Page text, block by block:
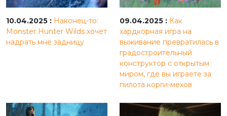
10.04.2025 : Наконец-то:
Monster Hunter Wilds хочет
надрать мне задницу
09.04.2025 : Как
хардкорная игра на
выживание превратилась в
градостроительный
конструктор с открытым
миром, где вы играете за
пилота корги-мехов